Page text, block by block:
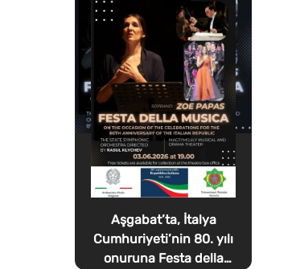
Aşgabat’ta, İtalya
Cumhuriyeti’nin 80. yılı
onuruna Festa della